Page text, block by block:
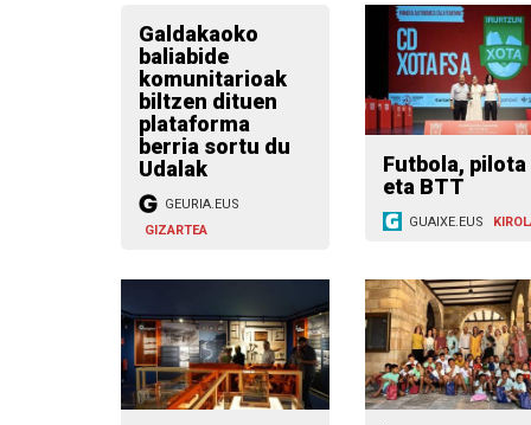
Galdakaoko
baliabide
komunitarioak
biltzen dituen
plataforma
berria sortu du
Udalak
GEURIA.EUS
GIZARTEA
Futbola, pilota
eta BTT
GUAIXE.EUS